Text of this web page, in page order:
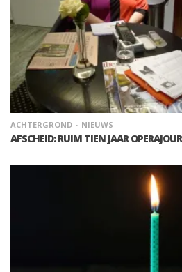
ACHTERGROND NIEUWS
AFSCHEID: RUIM TIEN JAAR